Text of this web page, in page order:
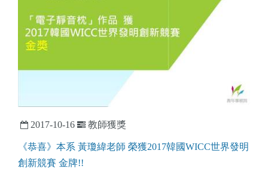
2017-10-16 教師獲獎
《恭喜》本系 黃瓊緯老師 榮獲2017韓國WICC世界發明
創新競賽 金牌!!